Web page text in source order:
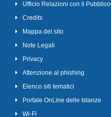
Ufficio Relazioni con il Pubblico
Credits
Mappa del sito
Note Legali
Privacy
Attenzione al phishing
Elenco siti tematici
Portale OnLine delle Istanze
Wi-Fi